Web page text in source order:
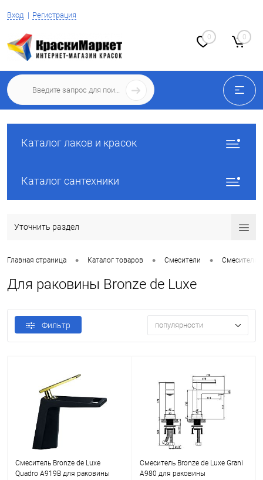
Вход Регистрация
0 0
Каталог лаков и красок
Каталог сантехники
Уточнить раздел
Главная страница • Каталог товаров • Смесители • Смесители
Для раковины Bronze de Luxe
Фильтр популярности
Смеситель Bronze de Luxe
Quadro A919B для раковины
Смеситель Bronze de Luxe Grani
A980 для раковины